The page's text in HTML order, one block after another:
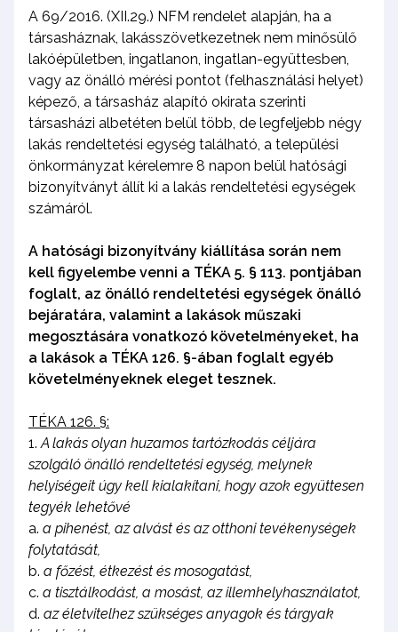
A 69/2016. (XII.29.) NFM rendelet alapján, ha a
társasháznak, lakásszövetkezetnek nem minősülő
lakóépületben, ingatlanon, ingatlan-együttesben,
vagy az önálló mérési pontot (felhasználási helyet)
képező, a társasház alapító okirata szerinti
társasházi albetéten belül több, de legfeljebb négy
lakás rendeltetési egység található, a települési
önkormányzat kérelemre 8 napon belül hatósági
bizonyítványt állít ki a lakás rendeltetési egységek
számáról.
A hatósági bizonyítvány kiállítása során nem
kell figyelembe venni a TÉKA 5. § 113. pontjában
foglalt, az önálló rendeltetési egységek önálló
bejáratára, valamint a lakások műszaki
megosztására vonatkozó követelményeket, ha
a lakások a TÉKA 126. §-ában foglalt egyéb
követelményeknek eleget tesznek.
TÉKA 126. §:
A lakás olyan huzamos tartózkodás céljára
szolgáló önálló rendeltetési egység, melynek
helyiségeit úgy kell kialakítani, hogy azok együttesen
tegyék lehetővé ​
a pihenést, az alvást és az otthoni tevékenységek
folytatását,
a főzést, étkezést és mosogatást,
a tisztálkodást, a mosást, az illemhelyhasználatot,
az életvitelhez szükséges anyagok és tárgyak